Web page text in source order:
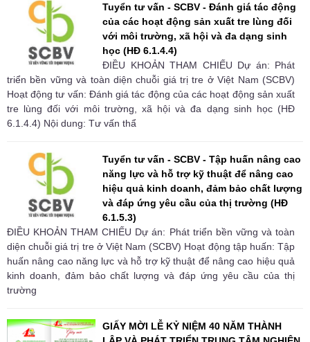
Tuyển tư vấn - SCBV - Đánh giá tác động
của các hoạt động sản xuất tre lùng đối
với môi trường, xã hội và đa dạng sinh
học (HĐ 6.1.4.4)
ĐIỀU KHOẢN THAM CHIẾU Dự án: Phát
triển bền vững và toàn diện chuỗi giá trị tre ở Việt Nam (SCBV)
Hoạt động tư vấn: Đánh giá tác động của các hoạt động sản xuất
tre lùng đối với môi trường, xã hội và đa dạng sinh học (HĐ
6.1.4.4) Nội dung: Tư vấn thẩ
Tuyển tư vấn - SCBV - Tập huấn nâng cao
năng lực và hỗ trợ kỹ thuật để nâng cao
hiệu quả kinh doanh, đảm bảo chất lượng
và đáp ứng yêu cầu của thị trường (HĐ
6.1.5.3)
ĐIỀU KHOẢN THAM CHIẾU Dự án: Phát triển bền vững và toàn
diện chuỗi giá trị tre ở Việt Nam (SCBV) Hoạt động tập huấn: Tập
huấn nâng cao năng lực và hỗ trợ kỹ thuật để nâng cao hiệu quả
kinh doanh, đảm bảo chất lượng và đáp ứng yêu cầu của thị
trường
GIẤY MỜI LỄ KỶ NIỆM 40 NĂM THÀNH